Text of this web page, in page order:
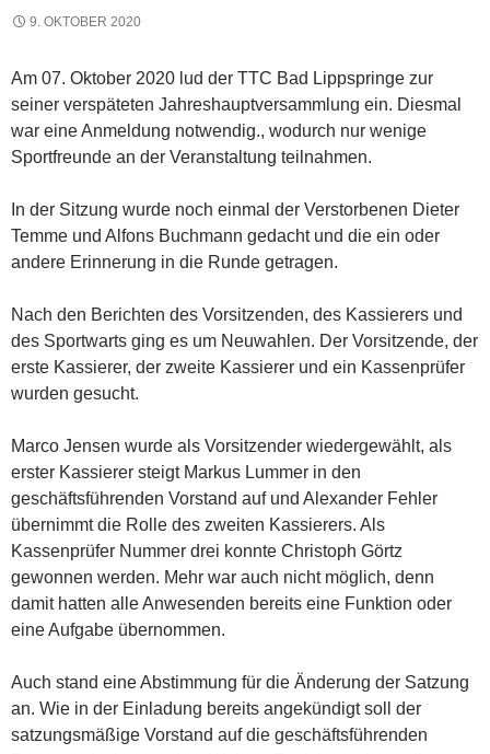
9. OKTOBER 2020
Am 07. Oktober 2020 lud der TTC Bad Lippspringe zur
seiner verspäteten Jahreshauptversammlung ein. Diesmal
war eine Anmeldung notwendig., wodurch nur wenige
Sportfreunde an der Veranstaltung teilnahmen.
In der Sitzung wurde noch einmal der Verstorbenen Dieter
Temme und Alfons Buchmann gedacht und die ein oder
andere Erinnerung in die Runde getragen.
Nach den Berichten des Vorsitzenden, des Kassierers und
des Sportwarts ging es um Neuwahlen. Der Vorsitzende, der
erste Kassierer, der zweite Kassierer und ein Kassenprüfer
wurden gesucht.
Marco Jensen wurde als Vorsitzender wiedergewählt, als
erster Kassierer steigt Markus Lummer in den
geschäftsführenden Vorstand auf und Alexander Fehler
übernimmt die Rolle des zweiten Kassierers. Als
Kassenprüfer Nummer drei konnte Christoph Görtz
gewonnen werden. Mehr war auch nicht möglich, denn
damit hatten alle Anwesenden bereits eine Funktion oder
eine Aufgabe übernommen.
Auch stand eine Abstimmung für die Änderung der Satzung
an. Wie in der Einladung bereits angekündigt soll der
satzungsmäßige Vorstand auf die geschäftsführenden